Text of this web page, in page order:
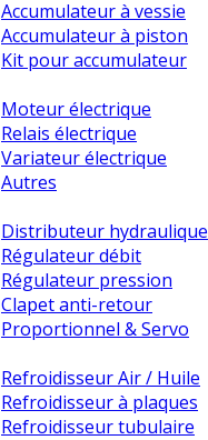
Accumulateur à vessie
Accumulateur à piston
Kit pour accumulateur
Moteur électrique
Relais électrique
Variateur électrique
Autres
Distributeur hydraulique
Régulateur débit
Régulateur pression
Clapet anti-retour
Proportionnel & Servo
Refroidisseur Air / Huile
Refroidisseur à plaques
Refroidisseur tubulaire